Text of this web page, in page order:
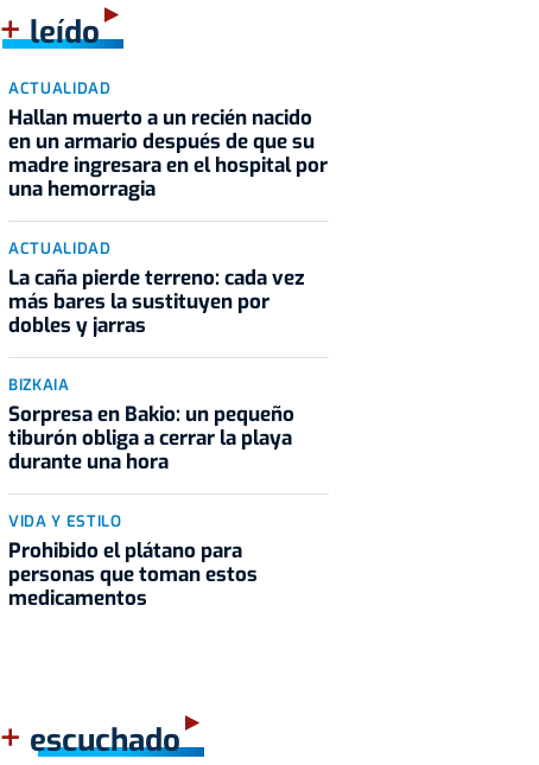
+leído
ACTUALIDAD
Hallan muerto a un recién nacido
en un armario después de que su
madre ingresara en el hospital por
una hemorragia
ACTUALIDAD
La caña pierde terreno: cada vez
más bares la sustituyen por
dobles y jarras
BIZKAIA
Sorpresa en Bakio: un pequeño
tiburón obliga a cerrar la playa
durante una hora
VIDA Y ESTILO
Prohibido el plátano para
personas que toman estos
medicamentos
+ escuchado